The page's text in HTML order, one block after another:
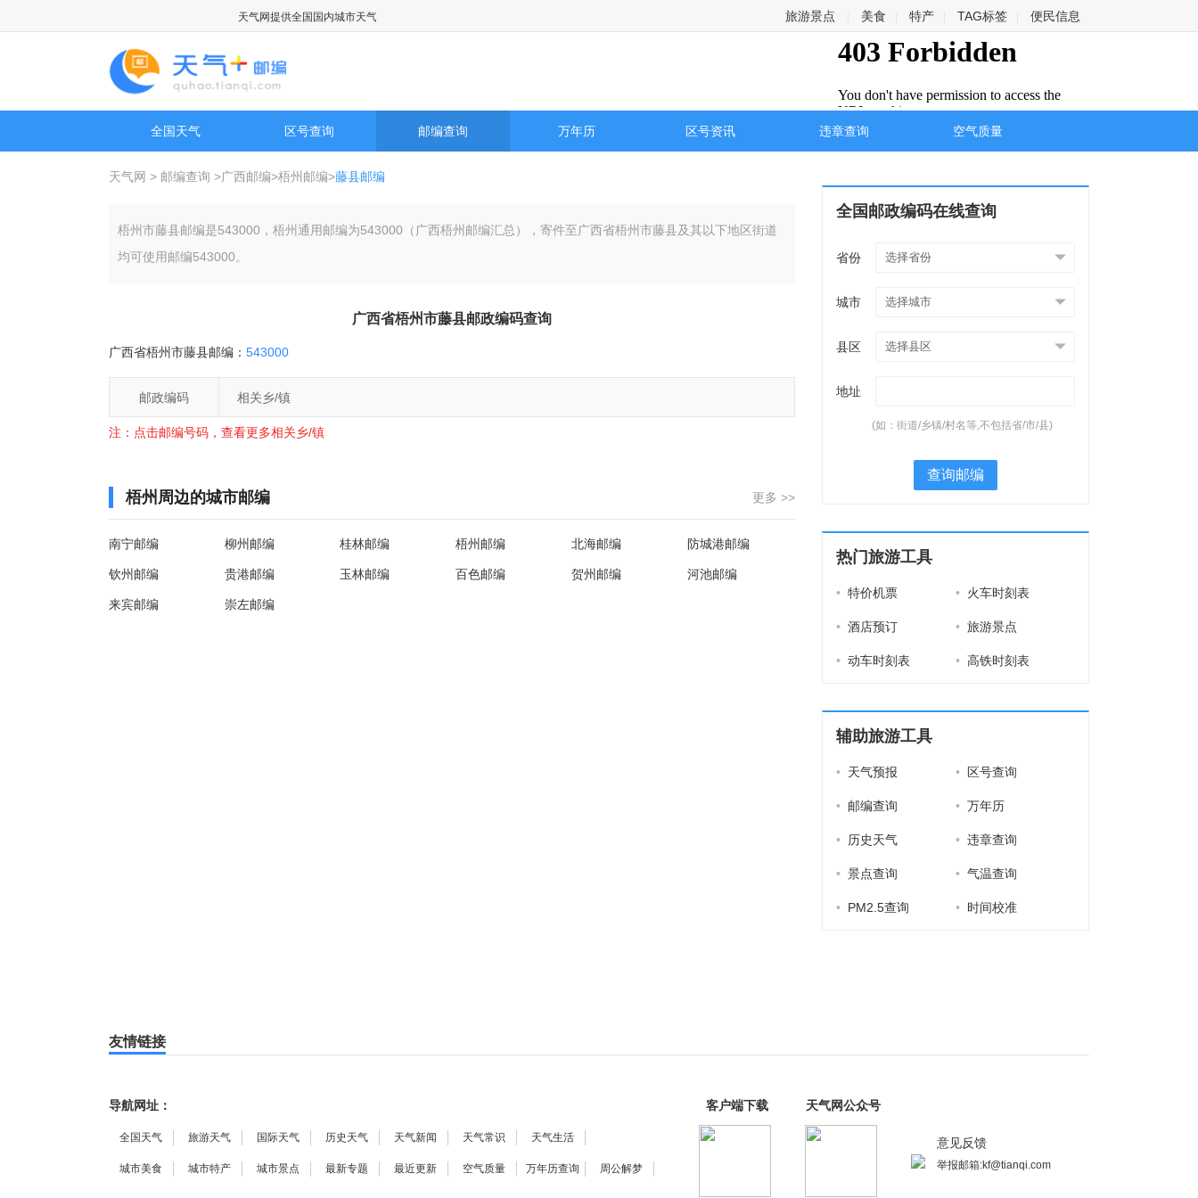
天气网提供全国国内城市天气预报，旅游景点天气预报，国际城市天气预报以及历史天气预报查询 旅游景点 美食 特产 TAG标签 便民信息
全国天气 区号查询 邮编查询 万年历 区号资讯 违章查询 空气质量
天气网 > 邮编查询 >广西邮编>梧州邮编>藤县邮编
梧州市藤县邮编是543000，梧州通用邮编为543000（广西梧州邮编汇总），寄件至广西省梧州市藤县及其以下地区街道
均可使用邮编543000。
广西省梧州市藤县邮政编码查询
广西省梧州市藤县邮编： 543000
邮政编码 相关乡/镇
注：点击邮编号码，查看更多相关乡/镇
梧州周边的城市邮编 更多 >>
南宁邮编 柳州邮编 桂林邮编 梧州邮编 北海邮编 防城港邮编
钦州邮编 贵港邮编 玉林邮编 百色邮编 贺州邮编 河池邮编
来宾邮编 崇左邮编
全国邮政编码在线查询
省份
城市
县区
地址
(如：街道/乡镇/村名等,不包括省/市/县)
查询邮编
热门旅游工具
• 特价机票 • 火车时刻表
• 酒店预订 • 旅游景点
• 动车时刻表 • 高铁时刻表
辅助旅游工具
• 天气预报 • 区号查询
• 邮编查询 • 万年历
• 历史天气 • 违章查询
• 景点查询 • 气温查询
• PM2.5查询 • 时间校准
友情链接
导航网址：
全国天气 旅游天气 国际天气 历史天气 天气新闻 天气常识 天气生活
城市美食 城市特产 城市景点 最新专题 最近更新 空气质量 万年历查询 周公解梦
客户端下载 天气网公众号
意见反馈
举报邮箱:kf@tianqi.com